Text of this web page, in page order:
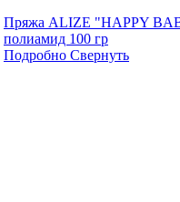
Пряжа ALIZE "HAPPY
полиамид 100 гр
Подробно Свернуть